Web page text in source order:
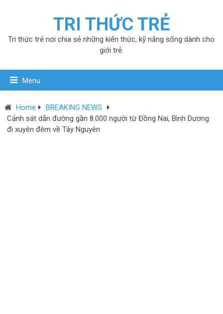
TRI THỨC TRẺ
Tri thức trẻ nơi chia sẻ những kiến thức, kỹ năng sống dành cho
giới trẻ.
Menu
Home
BREAKING NEWS
Cảnh sát dẫn đường gần 8.000 người từ Đồng Nai, Bình Dương
đi xuyên đêm về Tây Nguyên